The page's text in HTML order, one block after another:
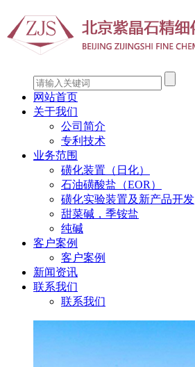
网站首页
关于我们
公司简介
专利技术
业务范围
磺化装置（日化）
石油磺酸盐（EOR）
磺化实验装置及新产品开发
甜菜碱，季铵盐
纯碱
客户案例
客户案例
新闻资讯
联系我们
联系我们